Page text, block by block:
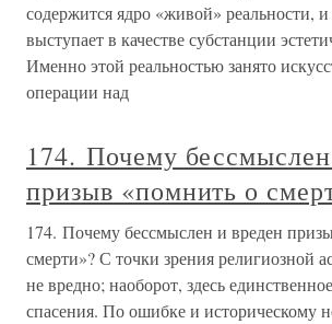
содержится ядро «живой» реальности, и
выступает в качестве субстанции
Именно этой реальностью занято
операции над
174. Почему
призыв «помнить о
174. Почему бессмыслен и вреден
смерти»? С точки зрения религиозной
не вредно; наоборот, здесь
спасения. По ошибке и историческому